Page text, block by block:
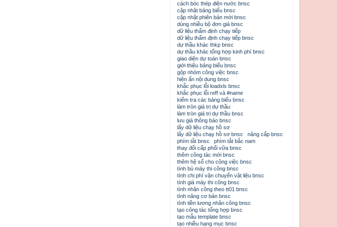
cách bóc thép điện nước bnsc
cập nhật bảng biểu bnsc
cập nhật phiên bản mới bnsc
dùng nhiều bộ đơn giá bnsc
dữ liệu thẩm định chạy tiếp
dữ liệu thẩm định chạy tiếp bnsc
dự thầu khác thkp bnsc
dự thầu khác tổng hợp kinh phí bnsc
giao diện dự toán bnsc
giới thiệu bảng biểu bnsc
gộp nhóm công việc bnsc
hiện ẩn nội dung bnsc
khắc phục lỗi loadxls bnsc
khắc phục lỗi reff và #name
kiểm tra các bảng biểu bnsc
làm tròn giá trị dự thầu
làm tròn giá trị dự thầu bnsc
lưu giá thông báo bnsc
lấy dữ liệu chạy hồ sơ
lấy dữ liệu chạy hồ sơ bnsc
nâng cấp bnsc
phím tắt bnsc
phím tắt bắc nam
thay đổi cấp phối vữa bnsc
thêm công tác mới bnsc
thêm hệ số cho công việc bnsc
tính bù máy thi công bnsc
tính chi phí vận chuyển vật liệu bnsc
tính giá máy thi công bnsc
tính nhân công theo tt01 bnsc
tính năng cơ bản bnsc
tính tiền lương nhân công bnsc
tạo công tác tổng hợp bnsc
tạo mẫu template bnsc
tạo nhiều hạng mục bnsc